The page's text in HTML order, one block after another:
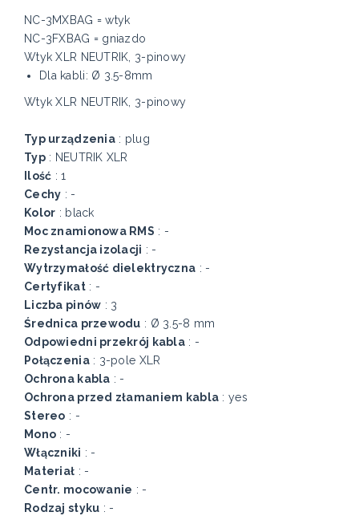
NC-3MXBAG = wtyk
NC-3FXBAG = gniazdo
Wtyk XLR NEUTRIK, 3-pinowy
Dla kabli: Ø 3.5-8mm
Wtyk XLR NEUTRIK, 3-pinowy
Typ urządzenia: plug
Typ: NEUTRIK XLR
Ilość : 1
Cechy : -
Kolor : black
Moc znamionowa RMS : -
Rezystancja izolacji : -
Wytrzymałość dielektryczna : -
Certyfikat: -
Liczba pinów : 3
Średnica przewodu : Ø 3.5-8 mm
Odpowiedni przekrój kabla : -
Połączenia: 3-pole XLR
Ochrona kabla : -
Ochrona przed złamaniem kabla : yes
Stereo : -
Mono : -
Włączniki : -
Materiał : -
Centr. mocowanie : -
Rodzaj styku : -